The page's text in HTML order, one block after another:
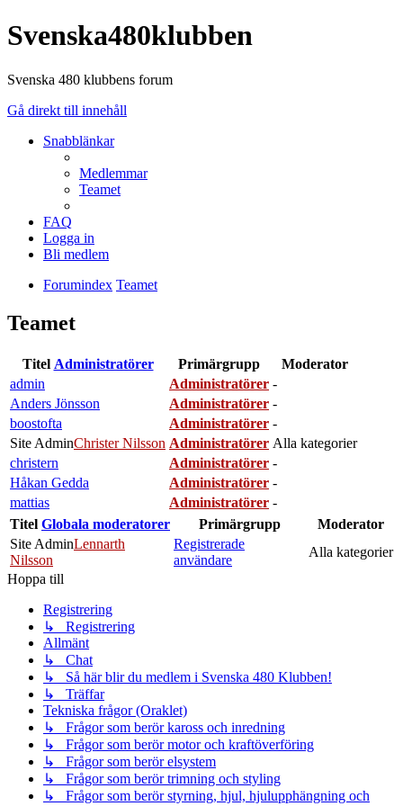
Svenska480klubben
Svenska 480 klubbens forum
Gå direkt till innehåll
Snabblänkar
Medlemmar
Teamet
FAQ
Logga in
Bli medlem
Forumindex Teamet
Teamet
Titel Administratörer Primärgrupp
Moderator
admin
Administratörer -
Anders Jönsson
Administratörer -
boostofta
Administratörer -
Site AdminChrister Nilsson Administratörer Alla kategorier
christern
Administratörer -
Håkan Gedda
Administratörer -
mattias
Administratörer -
Titel Globala moderatorer Primärgrupp
Moderator
Site AdminLennarth
Nilsson
Registrerade
användare
Alla kategorier
Hoppa till
Registrering
↳ Registrering
Allmänt
↳ Chat
↳ Så här blir du medlem i Svenska 480 Klubben!
↳ Träffar
Tekniska frågor (Oraklet)
↳ Frågor som berör kaross och inredning
↳ Frågor som berör motor och kraftöverföring
↳ Frågor som berör elsystem
↳ Frågor som berör trimning och styling
↳ Frågor som berör styrning, hjul, hjulupphängning och